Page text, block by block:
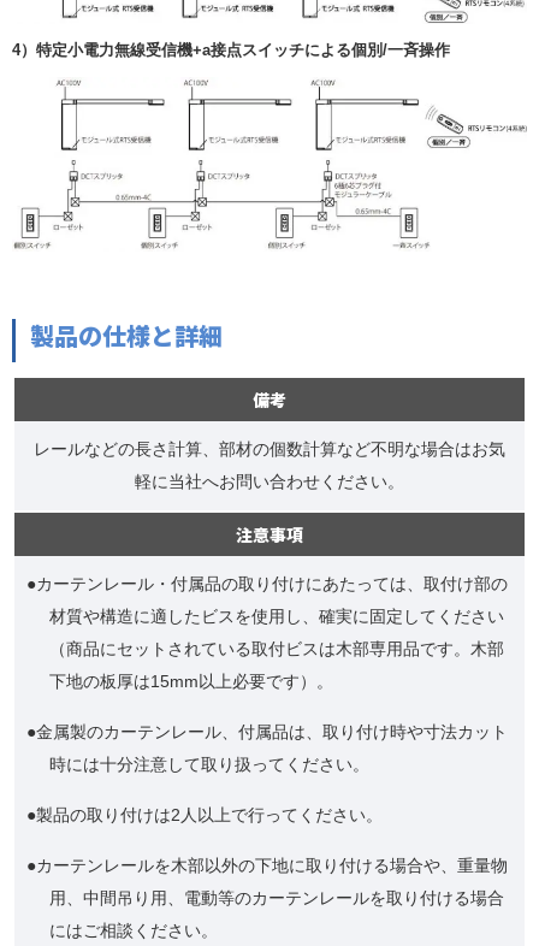
4）特定小電力無線受信機+a接点スイッチによる個別/一斉操作
製品の仕様と詳細
備考
レールなどの長さ計算、部材の個数計算など不明な場合はお気
軽に当社へお問い合わせください。
注意事項
●カーテンレール・付属品の取り付けにあたっては、取付け部の
材質や構造に適したビスを使用し、確実に固定してください
（商品にセットされている取付ビスは木部専用品です。木部
下地の板厚は15mm以上必要です）。
●金属製のカーテンレール、付属品は、取り付け時や寸法カット
時には十分注意して取り扱ってください。
●製品の取り付けは2人以上で行ってください。
●カーテンレールを木部以外の下地に取り付ける場合や、重量物
用、中間吊り用、電動等のカーテンレールを取り付ける場合
にはご相談ください。